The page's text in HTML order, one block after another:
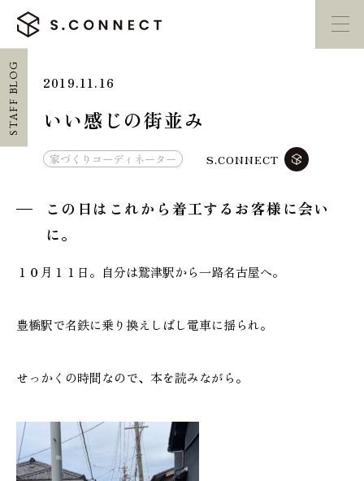
HOME
ホーム
施工実績
GALLERY
施工ギャラリー
家づくり勉強会 カタログ請求
STAFF BLOG 2019.11.16
いい感じの街並み
家づくりコーディネーター S.CONNECT
この日はこれから着工するお客様に会い
に。
１０月１１日。自分は鷲津駅から一路名古屋へ。
豊橋駅で名鉄に乗り換えしばし電車に揺られ。
せっかくの時間なので、本を読みながら。